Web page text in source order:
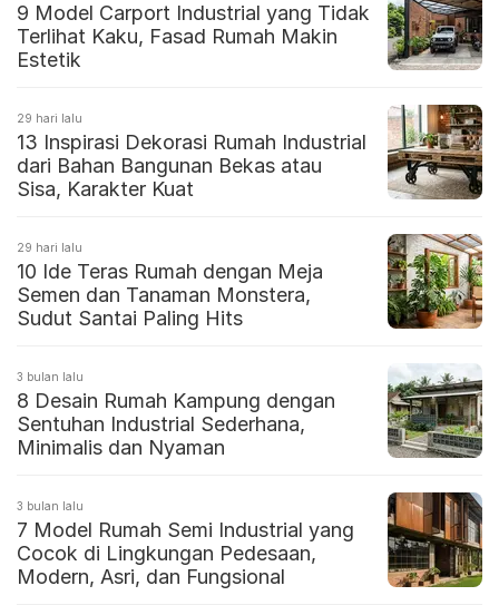
9 Model Carport Industrial yang Tidak
Terlihat Kaku, Fasad Rumah Makin
Estetik
29 hari lalu
13 Inspirasi Dekorasi Rumah Industrial
dari Bahan Bangunan Bekas atau
Sisa, Karakter Kuat
29 hari lalu
10 Ide Teras Rumah dengan Meja
Semen dan Tanaman Monstera,
Sudut Santai Paling Hits
3 bulan lalu
8 Desain Rumah Kampung dengan
Sentuhan Industrial Sederhana,
Minimalis dan Nyaman
3 bulan lalu
7 Model Rumah Semi Industrial yang
Cocok di Lingkungan Pedesaan,
Modern, Asri, dan Fungsional